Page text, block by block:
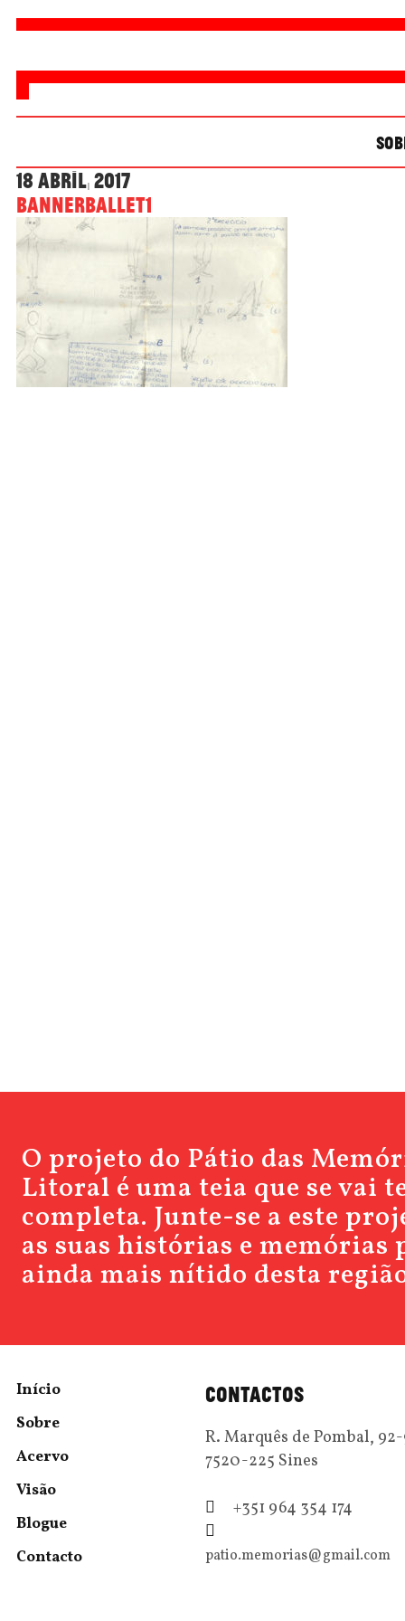
18 Abril, 2017
bannerBallet1
O projeto do Pátio das
Litoral é uma teia que se vai
completa. Junte-se a este
as suas histórias e
ainda mais nítido desta
Início
Sobre
Acervo
Visão
Blogue
Contacto
CONTACTOS
R. Marquês de Pombal,
7520-225 Sines
+351 964 354 174
patio.memorias@gmail.com